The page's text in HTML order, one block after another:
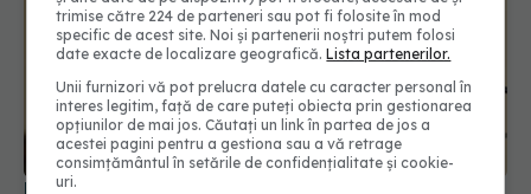
Prof. dr. Valeriu Gheorghiță intră în Board-ul
Editorial al revistei Scientific Reports, din Nature
Portfolio
05 aug 2026, 21:09
trimise către 224 de parteneri sau pot fi folosite în mod
specific de acest site. Noi și partenerii noștri putem folosi
date exacte de localizare geografică.Lista partenerilor.
Unii furnizori vă pot prelucra datele cu caracter personal în
interes legitim, față de care puteți obiecta prin gestionarea
opțiunilor de mai jos. Căutați un link în partea de jos a
acestei pagini pentru a gestiona sau a vă retrage
consimțământul în setările de confidențialitate și cookie-
uri.